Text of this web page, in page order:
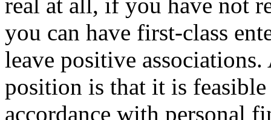
you can have first-class
leave positive
position is that it is
accordance with personal